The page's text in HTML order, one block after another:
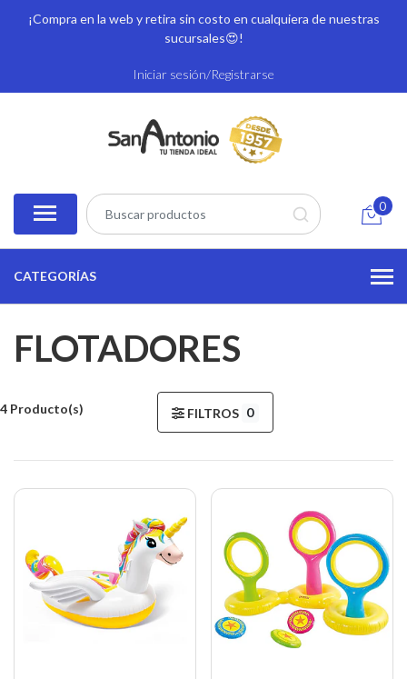
¡Compra en la web y retira sin costo en cualquiera de nuestras
sucursales😍!
Iniciar sesión/Registrarse
0
CATEGORÍAS
FLOTADORES
4 Producto(s) FILTROS 0